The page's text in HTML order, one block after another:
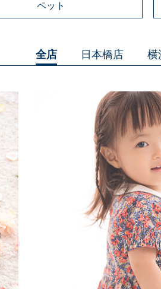
ペット
全店 日本橋店 横